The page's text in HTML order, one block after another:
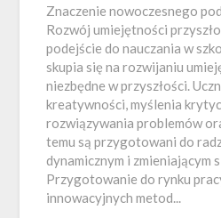
Znaczenie nowoczesnego
Rozwój umiejętności
podejście do nauczania w
skupia się na rozwijaniu
niezbędne w przyszłości.
kreatywności, myślenia
rozwiązywania problemów
temu są przygotowani do
dynamicznym i zmieniającym
Przygotowanie do rynku
innowacyjnych metod...